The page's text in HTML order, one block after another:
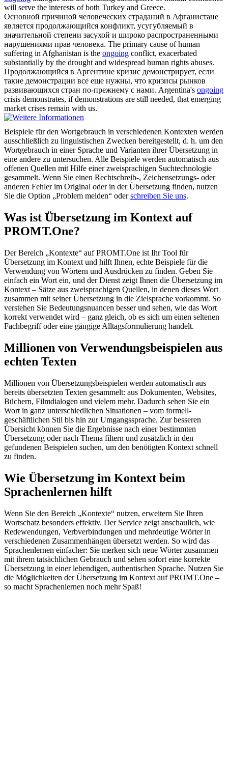
will serve the interests of both Turkey and Greece.
Основной причиной человеческих страданий в Афганистане
является продолжающийся конфликт, усугубляемый в
значительной степени засухой и широко распространенными
нарушениями прав человека. The primary cause of human
suffering in Afghanistan is the ongoing conflict, exacerbated
substantially by the drought and widespread human rights abuses.
Продолжающийся в Аргентине кризис демонстрирует, если
такие демонстрации все еще нужны, что кризисы рынков
развивающихся стран по-прежнему с нами. Argentina's ongoing
crisis demonstrates, if demonstrations are still needed, that emerging
market crises remain with us.
Beispiele für den Wortgebrauch in verschiedenen Kontexten werden
ausschließlich zu linguistischen Zwecken bereitgestellt, d. h. um den
Wortgebrauch in einer Sprache und Varianten ihrer Übersetzung in
eine andere zu untersuchen. Alle Beispiele werden automatisch aus
offenen Quellen mit Hilfe einer zweisprachigen Suchtechnologie
gesammelt. Wenn Sie einen Rechtschreib-, Zeichensetzungs- oder
anderen Fehler im Original oder in der Übersetzung finden, nutzen
Sie die Option „Problem melden“ oderschreiben Sie uns.
Was ist Übersetzung im Kontext auf
PROMT.One?
Der Bereich „Kontexte“ auf PROMT.One ist Ihr Tool für
Übersetzung im Kontext und hilft Ihnen, echte Beispiele für die
Verwendung von Wörtern und Ausdrücken zu finden. Geben Sie
einfach ein Wort ein, und der Dienst zeigt Ihnen die Übersetzung im
Kontext – Sätze aus zweisprachigen Quellen, in denen dieses Wort
zusammen mit seiner Übersetzung in die Zielsprache vorkommt. So
verstehen Sie Bedeutungsnuancen besser und sehen, wie das Wort
korrekt verwendet wird – ganz gleich, ob es sich um einen seltenen
Fachbegriff oder eine gängige Alltagsformulierung handelt.
Millionen von Verwendungsbeispielen aus
echten Texten
Millionen von Übersetzungsbeispielen werden automatisch aus
bereits übersetzten Texten gesammelt: aus Dokumenten, Websites,
Büchern, Filmdialogen und vielem mehr. Dadurch sehen Sie ein
Wort in ganz unterschiedlichen Situationen – vom formell-
geschäftlichen Stil bis hin zur Umgangssprache. Zur besseren
Übersicht können Sie die Ergebnisse nach einer bestimmten
Übersetzung oder nach Thema filtern und zusätzlich in den
gefundenen Beispielen suchen, um den benötigten Kontext schnell
zu finden.
Wie Übersetzung im Kontext beim
Sprachenlernen hilft
Wenn Sie den Bereich „Kontexte“ nutzen, erweitern Sie Ihren
Wortschatz besonders effektiv. Der Service zeigt anschaulich, wie
Redewendungen, Verbverbindungen und mehrdeutige Wörter in
verschiedenen Zusammenhängen übersetzt werden. So wird das
Sprachenlernen einfacher: Sie merken sich neue Wörter zusammen
mit ihrem tatsächlichen Gebrauch und sehen sofort eine korrekte
Übersetzung in einer lebendigen, authentischen Sprache. Nutzen Sie
die Möglichkeiten der Übersetzung im Kontext auf PROMT.One –
so macht Sprachenlernen noch mehr Spaß!